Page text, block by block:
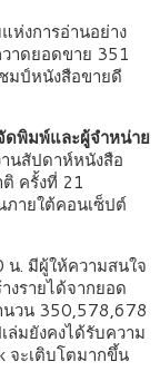
ห่งการอ่านอย่าง
าดยอดขาย 351
มป์หนังสือขายดี
ดพิมพ์และผู้จำหน่าย
านสัปดาห์หนังสือ
ครั้งที่ 21
ายใต้คอนเซ็ปต์
น. มีผู้ให้ความสนใจ
งรายได้จากยอด
นวน 350,578,678
ล่มยังคงได้รับความ
จะเติบโตมากขึ้น